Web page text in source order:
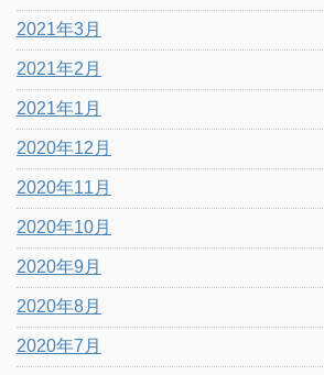
2021年3月
2021年2月
2021年1月
2020年12月
2020年11月
2020年10月
2020年9月
2020年8月
2020年7月